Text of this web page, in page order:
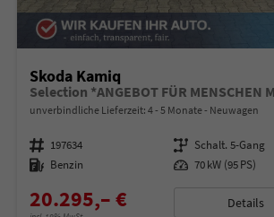
Skoda Kamiq
unverbindliche Lieferzeit: 4 - 5 Monate Neuwagen
Fahrzeugnummer 197634 Getriebe Schalt. 5-Gang
Kraftstoff Benzin Leistung 70 kW (95 PS)
20.295,– € Details